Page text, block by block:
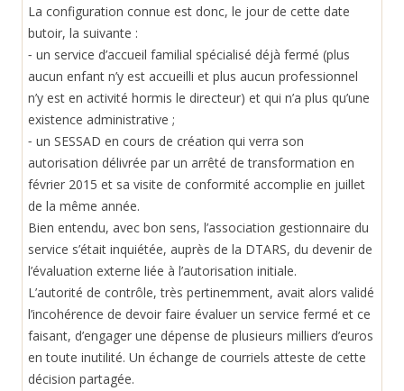
La configuration connue est donc, le jour de cette date
butoir, la suivante :
⁃ un service d’accueil familial spécialisé déjà fermé (plus
aucun enfant n’y est accueilli et plus aucun professionnel
n’y est en activité hormis le directeur) et qui n’a plus qu’une
existence administrative ;
⁃ un SESSAD en cours de création qui verra son
autorisation délivrée par un arrêté de transformation en
février 2015 et sa visite de conformité accomplie en juillet
de la même année.
Bien entendu, avec bon sens, l’association gestionnaire du
service s’était inquiétée, auprès de la DTARS, du devenir de
l’évaluation externe liée à l’autorisation initiale.
L’autorité de contrôle, très pertinemment, avait alors validé
l’incohérence de devoir faire évaluer un service fermé et ce
faisant, d’engager une dépense de plusieurs milliers d’euros
en toute inutilité. Un échange de courriels atteste de cette
décision partagée.